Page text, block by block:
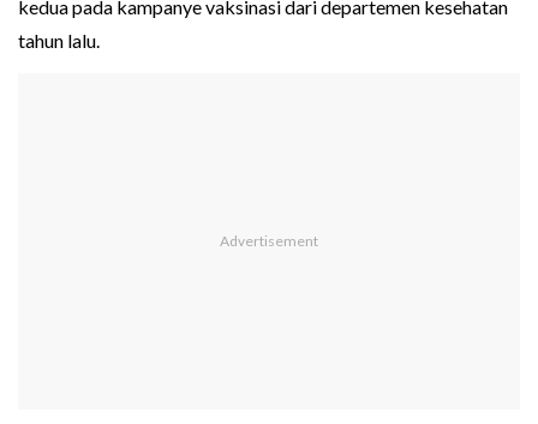
kedua pada kampanye vaksinasi dari departemen kesehatan
tahun lalu.